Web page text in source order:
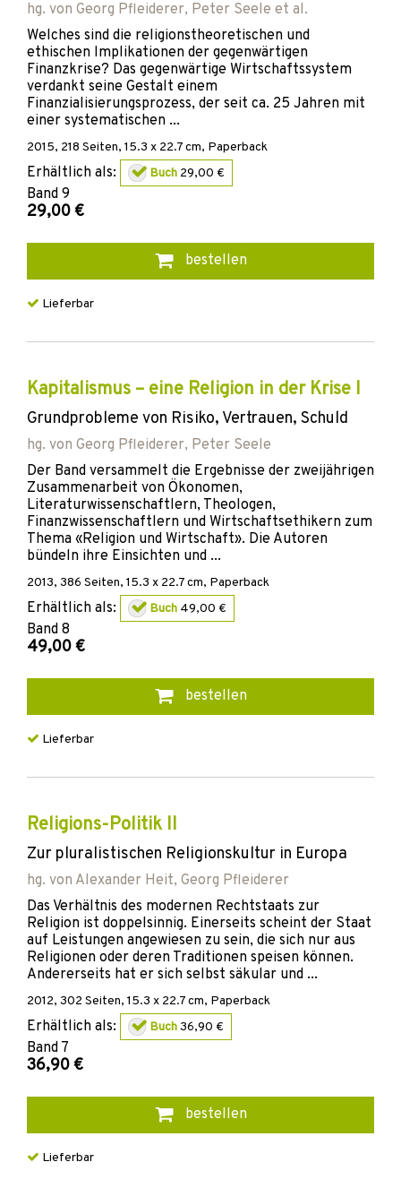
hg. von Georg Pfleiderer, Peter Seele et al.
Welches sind die religionstheoretischen und
ethischen Implikationen der gegenwärtigen
Finanzkrise? Das gegenwärtige Wirtschaftssystem
verdankt seine Gestalt einem
Finanzialisierungsprozess, der seit ca. 25 Jahren mit
einer systematischen ...
2015, 218 Seiten, 15.3 x 22.7 cm, Paperback
Erhältlich als: Buch 29,00 €
Band 9
29,00 €
bestellen
Lieferbar
Kapitalismus – eine Religion in der Krise I
Grundprobleme von Risiko, Vertrauen, Schuld
hg. von Georg Pfleiderer, Peter Seele
Der Band versammelt die Ergebnisse der zweijährigen
Zusammenarbeit von Ökonomen,
Literaturwissenschaftlern, Theologen,
Finanzwissenschaftlern und Wirtschaftsethikern zum
Thema «Religion und Wirtschaft». Die Autoren
bündeln ihre Einsichten und ...
2013, 386 Seiten, 15.3 x 22.7 cm, Paperback
Erhältlich als: Buch 49,00 €
Band 8
49,00 €
bestellen
Lieferbar
Religions-Politik II
Zur pluralistischen Religionskultur in Europa
hg. von Alexander Heit, Georg Pfleiderer
Das Verhältnis des modernen Rechtstaats zur
Religion ist doppelsinnig. Einerseits scheint der Staat
auf Leistungen angewiesen zu sein, die sich nur aus
Religionen oder deren Traditionen speisen können.
Andererseits hat er sich selbst säkular und ...
2012, 302 Seiten, 15.3 x 22.7 cm, Paperback
Erhältlich als: Buch36,90 €
Band 7
36,90 €
bestellen
Lieferbar